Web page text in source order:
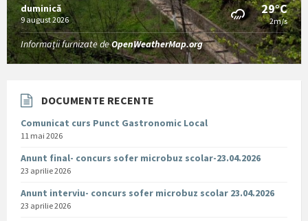
duminică
9 august 2026
29°C
2m/s
Informații furnizate deOpenWeatherMap.org
DOCUMENTE RECENTE
Comunicat curs Punct Gastronomic Local
11 mai 2026
Anunt final- concurs sofer microbuz scolar-23.04.2026
23 aprilie 2026
Anunt interviu- concurs sofer microbuz scolar 23.04.2026
23 aprilie 2026